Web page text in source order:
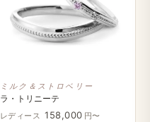
ミルク＆ストロベリー
ラ・トリニーテ
レディース 158,000 円〜